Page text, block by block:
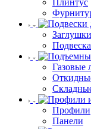
Плинтус
Подвеска
Газовые
Профили
Панели